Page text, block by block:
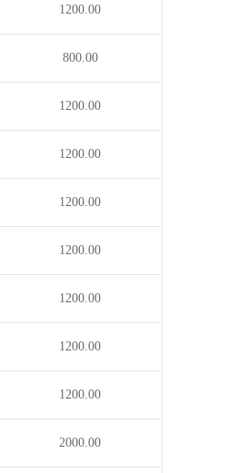
1200.00
800.00
1200.00
1200.00
1200.00
1200.00
1200.00
1200.00
1200.00
2000.00